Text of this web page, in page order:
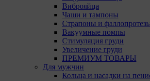
Виброяйца
Чаши и тампоны
Страпоны и
Вакуумные помпы
Стимуляция груди
Увеличение груди
ПРЕМИУМ ТОВАРЫ
Для мужчин
Кольца и насадки на